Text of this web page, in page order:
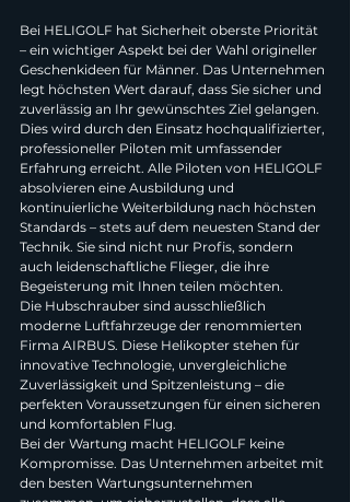
Bei HELIGOLF hat Sicherheit oberste Priorität
– ein wichtiger Aspekt bei der Wahl origineller
Geschenkideen für Männer. Das Unternehmen
legt höchsten Wert darauf, dass Sie sicher und
zuverlässig an Ihr gewünschtes Ziel gelangen.
Dies wird durch den Einsatz hochqualifizierter,
professioneller Piloten mit umfassender
Erfahrung erreicht. Alle Piloten von HELIGOLF
absolvieren eine Ausbildung und
kontinuierliche Weiterbildung nach höchsten
Standards – stets auf dem neuesten Stand der
Technik. Sie sind nicht nur Profis, sondern
auch leidenschaftliche Flieger, die ihre
Begeisterung mit Ihnen teilen möchten.
Die Hubschrauber sind ausschließlich
moderne Luftfahrzeuge der renommierten
Firma AIRBUS. Diese Helikopter stehen für
innovative Technologie, unvergleichliche
Zuverlässigkeit und Spitzenleistung – die
perfekten Voraussetzungen für einen sicheren
und komfortablen Flug.
Bei der Wartung macht HELIGOLF keine
Kompromisse. Das Unternehmen arbeitet mit
den besten Wartungsunternehmen